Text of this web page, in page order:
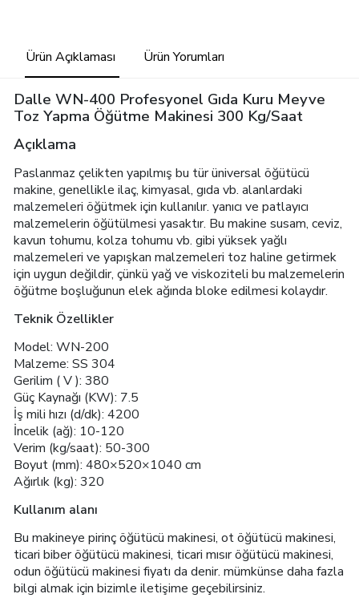
Ürün Açıklaması Ürün Yorumları
Dalle WN-400 Profesyonel Gıda Kuru Meyve
Toz Yapma Öğütme Makinesi 300 Kg/Saat
Açıklama
Paslanmaz çelikten yapılmış bu tür üniversal öğütücü
makine, genellikle ilaç, kimyasal, gıda vb. alanlardaki
malzemeleri öğütmek için kullanılır. yanıcı ve patlayıcı
malzemelerin öğütülmesi yasaktır. Bu makine susam, ceviz,
kavun tohumu, kolza tohumu vb. gibi yüksek yağlı
malzemeleri ve yapışkan malzemeleri toz haline getirmek
için uygun değildir, çünkü yağ ve viskoziteli bu malzemelerin
öğütme boşluğunun elek ağında bloke edilmesi kolaydır.
Teknik Özellikler
Model: WN-200
Malzeme: SS 304
Gerilim ( V ): 380
Güç Kaynağı (KW): 7.5
İş mili hızı (d/dk): 4200
İncelik (ağ): 10-120
Verim (kg/saat): 50-300
Boyut (mm): 480×520×1040 cm
Ağırlık (kg): 320
Kullanım alanı
Bu makineye pirinç öğütücü makinesi, ot öğütücü makinesi,
ticari biber öğütücü makinesi, ticari mısır öğütücü makinesi,
odun öğütücü makinesi fiyatı da denir. mümkünse daha fazla
bilgi almak için bizimle iletişime geçebilirsiniz.